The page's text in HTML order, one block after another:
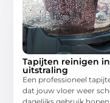
Tapijten reinigen
uitstraling
Een professioneel
dat jouw vloer weer